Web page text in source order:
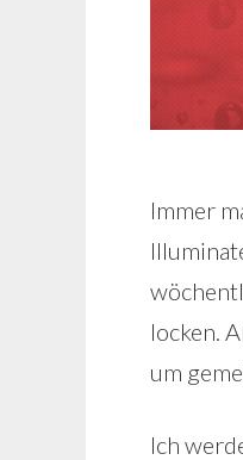
Immer
locken.
um
Ich